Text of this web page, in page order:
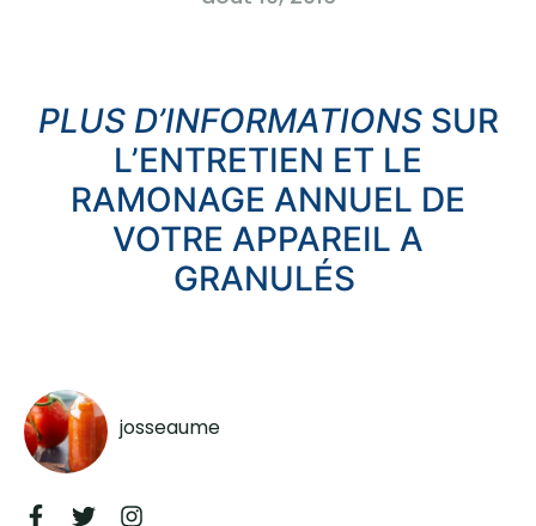
PLUS D’INFORMATIONSSUR
L’ENTRETIEN ET LE
RAMONAGE ANNUEL DE
VOTRE APPAREIL A
GRANULÉS
josseaume